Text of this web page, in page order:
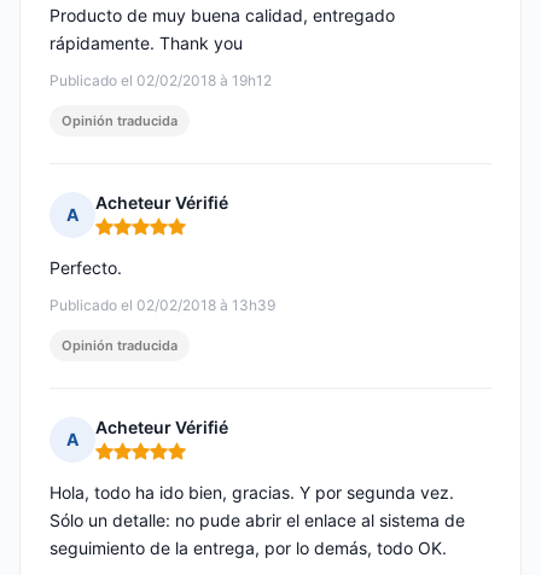
Publicado el 02/02/2018 à 19h12
Producto de muy buena calidad, entregado
rápidamente. Thank you
Opinión traducida
A
Acheteur Vérifié
Nota: 5 de 5
Publicado el 02/02/2018 à 13h39
Perfecto.
Opinión traducida
A
Acheteur Vérifié
Nota: 5 de 5
Hola, todo ha ido bien, gracias. Y por segunda vez.
Sólo un detalle: no pude abrir el enlace al sistema de
seguimiento de la entrega, por lo demás, todo OK.